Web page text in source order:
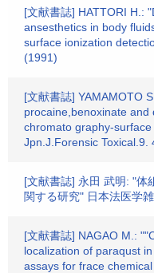
[文献書誌] HATTORI H.:
ansesthetics in body
surface ionization
(1991)
[文献書誌] YAMAMOTO
procaine,benoxinate
chromato graphy-
Jpn.J.Forensic Toxical.9.
[文献書誌] 永田 武明: "体
関する研究" 日本法医学雑
[文献書誌] NAGAO M.:
localization of paraqust
assays for frace